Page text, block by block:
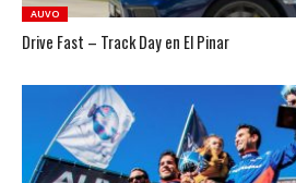
AUVO
Drive Fast – Track Day en El Pinar